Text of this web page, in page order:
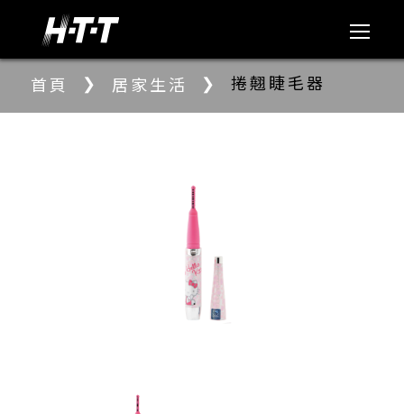
首頁 ❯ 居家生活 ❯ 捲翹睫毛器